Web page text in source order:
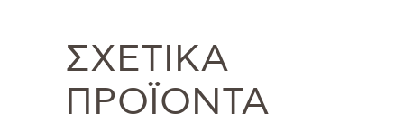
ΣΧΕΤΙΚΆ
ΠΡΟΪΌΝΤΑ